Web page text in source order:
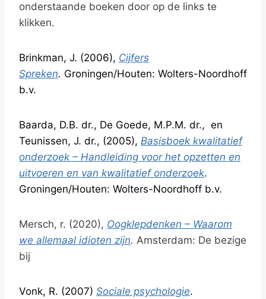
onderstaande boeken door op de links te
klikken.
Brinkman, J. (2006), Cijfers
Spreken. Groningen/Houten: Wolters-Noordhoff
b.v.
Baarda, D.B. dr., De Goede, M.P.M. dr., en
Teunissen, J. dr., (2005), Basisboek kwalitatief
onderzoek – Handleiding voor het opzetten en
uitvoeren en van kwalitatief onderzoek.
Groningen/Houten: Wolters-Noordhoff b.v.
Mersch, r. (2020), Oogklepdenken – Waarom
we allemaal idioten zijn. Amsterdam: De bezige
bij
Vonk, R. (2007) Sociale psychologie.